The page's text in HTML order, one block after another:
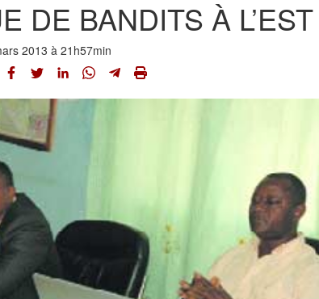
DE BANDITS À
2013 à 21h57min